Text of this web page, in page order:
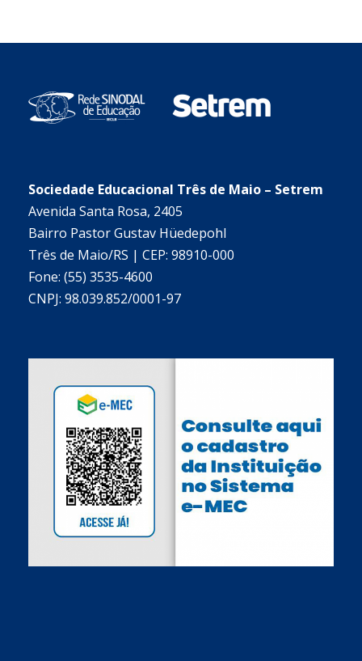
Sociedade Educacional Três de Maio – Setrem
Avenida Santa Rosa, 2405
Bairro Pastor Gustav Hüedepohl
Três de Maio/RS | CEP: 98910-000
Fone: (55) 3535-4600
CNPJ: 98.039.852/0001-97